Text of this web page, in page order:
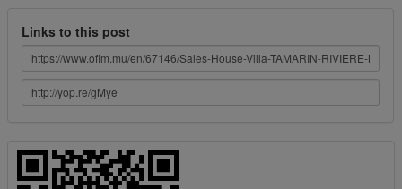
Links to this post